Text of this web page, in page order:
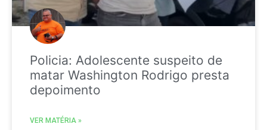
Policia: Adolescente suspeito de
matar Washington Rodrigo presta
depoimento
VER MATÉRIA »